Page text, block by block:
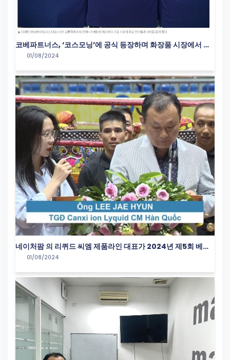
코베파트너스, ‘코스모닝’에 공식 등장하며 화장품 시장에서 새
로운 도약
01/08/2024
네이처팜 의 리퀴드 씨엠 제품라인 대표가 2024년 제5회 베트
남 청소년 재능컵 무술 대회 개막식에서 연설
01/08/2024